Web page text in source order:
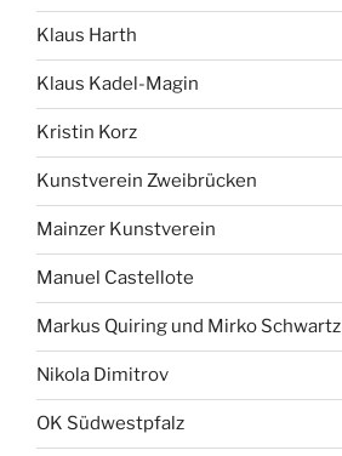
Klaus Harth
Klaus Kadel-Magin
Kristin Korz
Kunstverein Zweibrücken
Mainzer Kunstverein
Manuel Castellote
Markus Quiring und Mirko Schwartz
Nikola Dimitrov
OK Südwestpfalz